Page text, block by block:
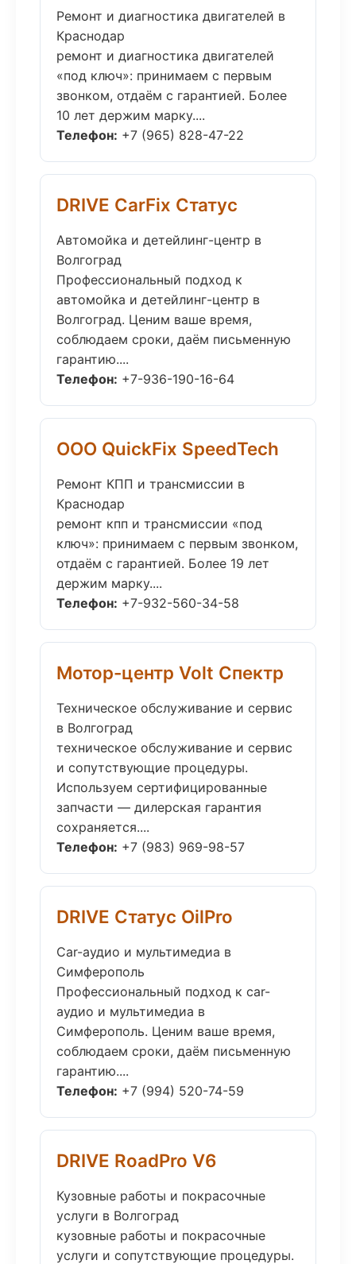
Ремонт и диагностика двигателей в
Краснодар
ремонт и диагностика двигателей
«под ключ»: принимаем с первым
звонком, отдаём с гарантией. Более
10 лет держим марку....
Телефон: +7 (965) 828-47-22
DRIVE CarFix Статус
Автомойка и детейлинг-центр в
Волгоград
Профессиональный подход к
автомойка и детейлинг-центр в
Волгоград. Ценим ваше время,
соблюдаем сроки, даём письменную
гарантию....
Телефон: +7-936-190-16-64
ООО QuickFix SpeedTech
Ремонт КПП и трансмиссии в
Краснодар
ремонт кпп и трансмиссии «под
ключ»: принимаем с первым звонком,
отдаём с гарантией. Более 19 лет
держим марку....
Телефон: +7-932-560-34-58
Мотор-центр Volt Спектр
Техническое обслуживание и сервис
в Волгоград
техническое обслуживание и сервис
и сопутствующие процедуры.
Используем сертифицированные
запчасти — дилерская гарантия
сохраняется....
Телефон: +7 (983) 969-98-57
DRIVE Статус OilPro
Car-аудио и мультимедиа в
Симферополь
Профессиональный подход к car-
аудио и мультимедиа в
Симферополь. Ценим ваше время,
соблюдаем сроки, даём письменную
гарантию....
Телефон: +7 (994) 520-74-59
DRIVE RoadPro V6
Кузовные работы и покрасочные
услуги в Волгоград
кузовные работы и покрасочные
услуги и сопутствующие процедуры.